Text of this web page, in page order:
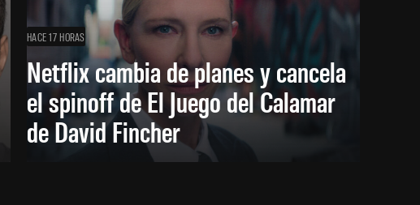
HACE 17 HORAS
Netflix cambia de planes y cancela
el spinoff de El Juego del Calamar
de David Fincher